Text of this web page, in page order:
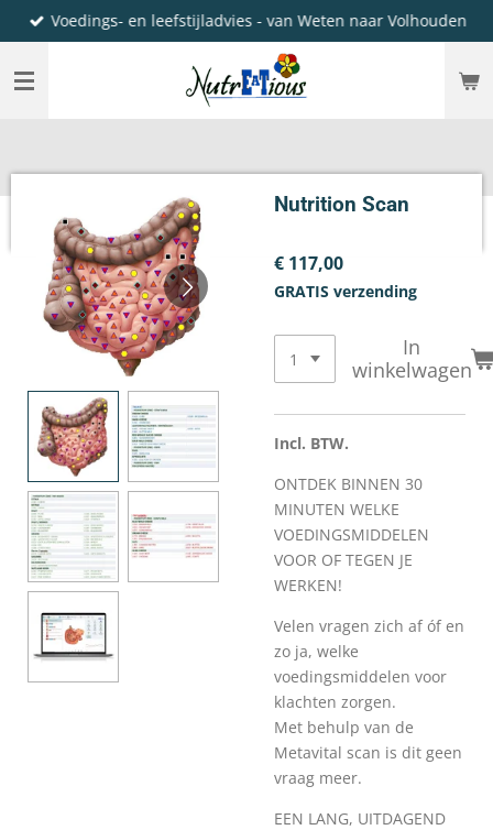
Ga
direct
naar
hoofdinhoud
Voedings- en leefstijladvies - van Weten naar Volhouden
Nutrition Scan
€ 117,00
GRATIS verzending
In
winkelwagen
Incl. BTW.
ONTDEK BINNEN 30
MINUTEN WELKE
VOEDINGSMIDDELEN
VOOR OF TEGEN JE
WERKEN!
Velen vragen zich af óf en
zo ja, welke
voedingsmiddelen voor
klachten zorgen.
Met behulp van de
Metavital scan is dit geen
vraag meer.
EEN LANG, UITDAGEND